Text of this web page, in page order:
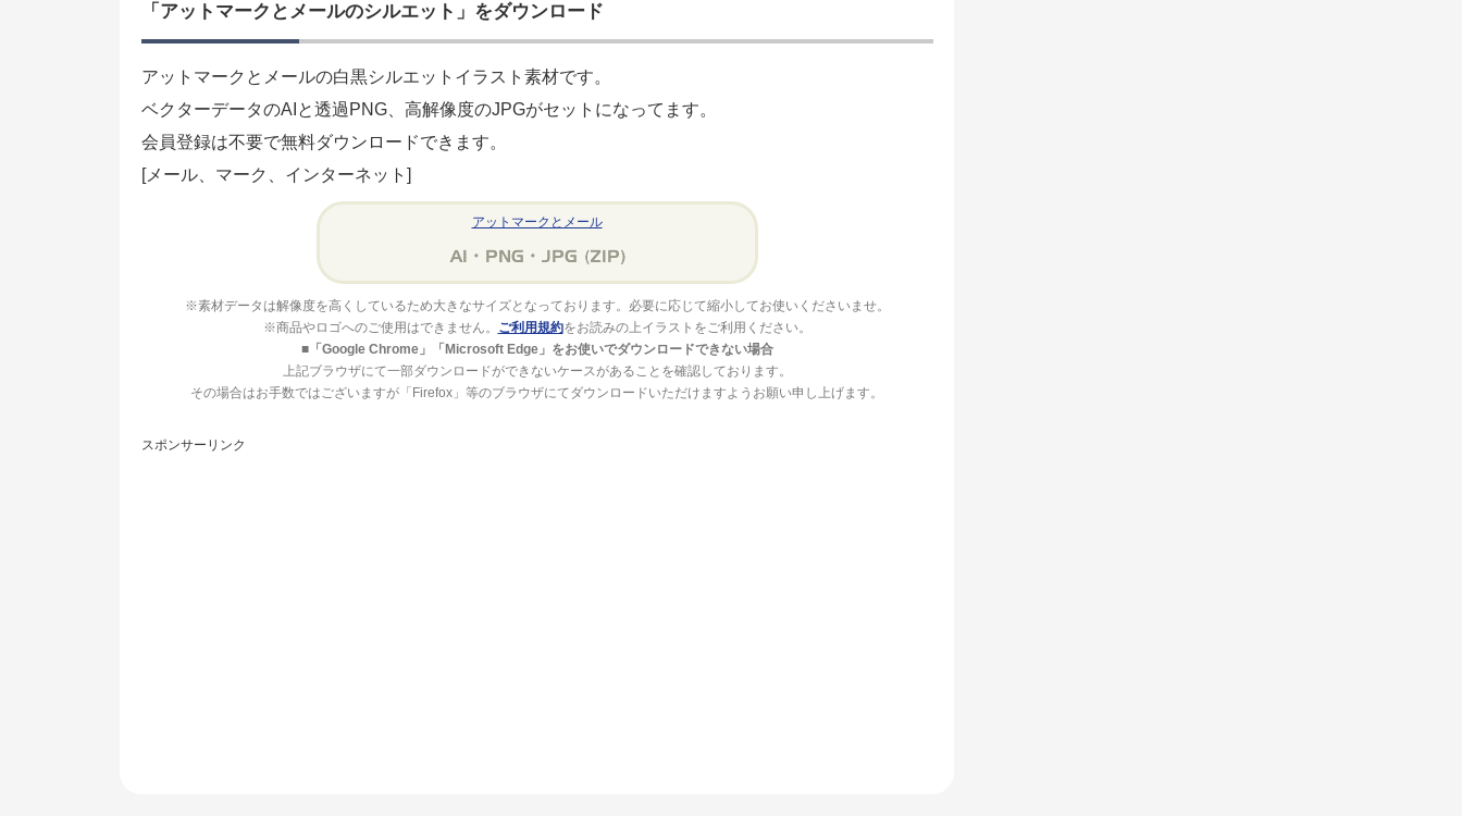
「アットマークとメールのシルエット」をダウンロード
アットマークとメールの白黒シルエットイラスト素材です。
ベクターデータのAIと透過PNG、高解像度のJPGがセットになってます。
会員登録は不要で無料ダウンロードできます。
[メール、マーク、インターネット]
アットマークとメール
※素材データは解像度を高くしているため大きなサイズとなっております。必要に応じて縮小してお使いくださいませ。
※商品やロゴへのご使用はできません。
ご利用規約をお読みの上イラストをご利用ください。
■「Google Chrome」「Microsoft Edge」をお使いでダウンロードできない場合
上記ブラウザにて一部ダウンロードができないケースがあることを確認しております。
その場合はお手数ではございますが「Firefox」等のブラウザにてダウンロードいただけますようお願い申し上げます。
スポンサーリンク